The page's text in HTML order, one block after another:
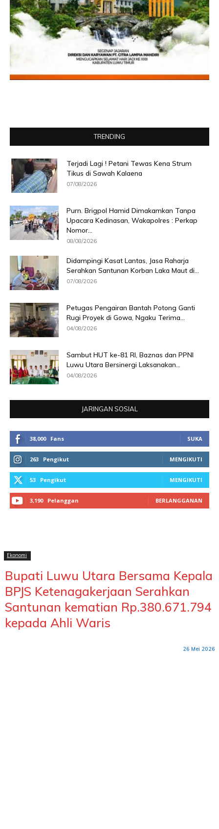
TRENDING
Terjadi Lagi ! Petani Tewas Kena Strum
Tikus di Sawah Kalaena
07/08/2026
Purn. Brigpol Hamid Dimakamkan Tanpa
Upacara Kedinasan, Wakapolres : Perkap
Nomor...
08/08/2026
Didampingi Kasat Lantas, Jasa Raharja
Serahkan Santunan Korban Laka Maut di...
07/08/2026
Petugas Pengairan Bantah Potong Ganti
Rugi Proyek di Gowa, Ngaku Terima...
04/08/2026
Sambut HUT ke-81 RI, Baznas dan PPNI
Luwu Utara Bersinergi Laksanakan...
04/08/2026
JARINGAN SOSIAL
38,000 Fans SUKA
263 Pengikut MENGIKUTI
53 Pengikut MENGIKUTI
3,190 Pelanggan BERLANGGANAN